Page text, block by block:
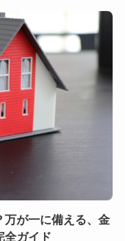
万が一に備える、金
全ガイド